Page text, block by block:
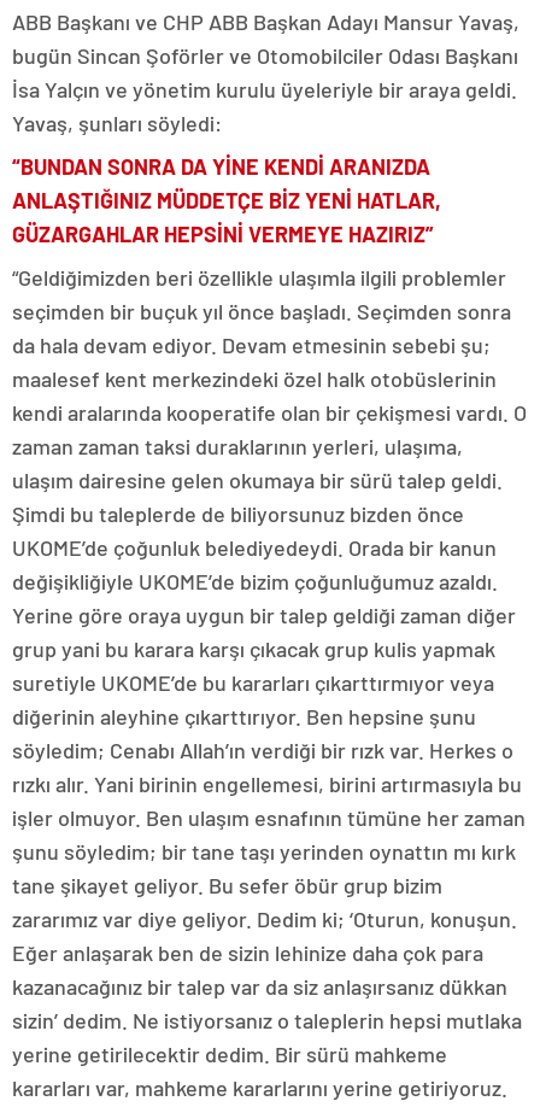
ABB Başkanı ve CHP ABB Başkan Adayı Mansur Yavaş,
bugün Sincan Şoförler ve Otomobilciler Odası Başkanı
İsa Yalçın ve yönetim kurulu üyeleriyle bir araya geldi.
Yavaş, şunları söyledi:
“BUNDAN SONRA DA YİNE KENDİ ARANIZDA
ANLAŞTIĞINIZ MÜDDETÇE BİZ YENİ HATLAR,
GÜZARGAHLAR HEPSİNİ VERMEYE HAZIRIZ”
“Geldiğimizden beri özellikle ulaşımla ilgili problemler
seçimden bir buçuk yıl önce başladı. Seçimden sonra
da hala devam ediyor. Devam etmesinin sebebi şu;
maalesef kent merkezindeki özel halk otobüslerinin
kendi aralarında kooperatife olan bir çekişmesi vardı. O
zaman zaman taksi duraklarının yerleri, ulaşıma,
ulaşım dairesine gelen okumaya bir sürü talep geldi.
Şimdi bu taleplerde de biliyorsunuz bizden önce
UKOME’de çoğunluk belediyedeydi. Orada bir kanun
değişikliğiyle UKOME’de bizim çoğunluğumuz azaldı.
Yerine göre oraya uygun bir talep geldiği zaman diğer
grup yani bu karara karşı çıkacak grup kulis yapmak
suretiyle UKOME’de bu kararları çıkarttırmıyor veya
diğerinin aleyhine çıkarttırıyor. Ben hepsine şunu
söyledim; Cenabı Allah’ın verdiği bir rızk var. Herkes o
rızkı alır. Yani birinin engellemesi, birini artırmasıyla bu
işler olmuyor. Ben ulaşım esnafının tümüne her zaman
şunu söyledim; bir tane taşı yerinden oynattın mı kırk
tane şikayet geliyor. Bu sefer öbür grup bizim
zararımız var diye geliyor. Dedim ki; ‘Oturun, konuşun.
Eğer anlaşarak ben de sizin lehinize daha çok para
kazanacağınız bir talep var da siz anlaşırsanız dükkan
sizin’ dedim. Ne istiyorsanız o taleplerin hepsi mutlaka
yerine getirilecektir dedim. Bir sürü mahkeme
kararları var, mahkeme kararlarını yerine getiriyoruz.